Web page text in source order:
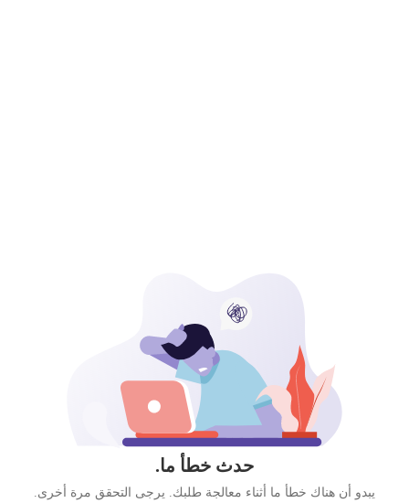
حدث خطأ ما.
يبدو أن هناك خطأ ما أثناء معالجة طلبك. يرجى التحقق مرة أخرى.